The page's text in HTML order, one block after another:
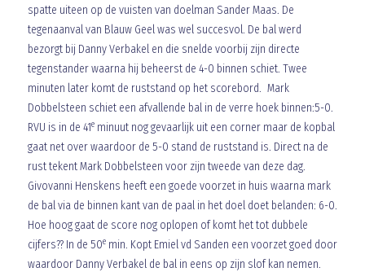
spatte uiteen op de vuisten van doelman Sander Maas. De
tegenaanval van Blauw Geel was wel succesvol. De bal werd
bezorgt bij Danny Verbakel en die snelde voorbij zijn directe
tegenstander waarna hij beheerst de 4-0 binnen schiet. Twee
minuten later komt de ruststand op het scorebord. Mark
Dobbelsteen schiet een afvallende bal in de verre hoek binnen:5-0.
RVU is in de 41eminuut nog gevaarlijk uit een corner maar de kopbal
gaat net over waardoor de 5-0 stand de ruststand is. Direct na de
rust tekent Mark Dobbelsteen voor zijn tweede van deze dag.
Givovanni Henskens heeft een goede voorzet in huis waarna mark
de bal via de binnen kant van de paal in het doel doet belanden: 6-0.
Hoe hoog gaat de score nog oplopen of komt het tot dubbele
cijfers?? In de 50emin. Kopt Emiel vd Sanden een voorzet goed door
waardoor Danny Verbakel de bal in eens op zijn slof kan nemen.